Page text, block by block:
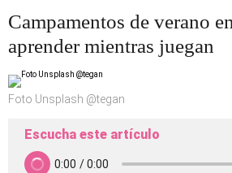
Campamentos de verano
aprender mientras juegan
Foto Unsplash @tegan
Escucha este artículo